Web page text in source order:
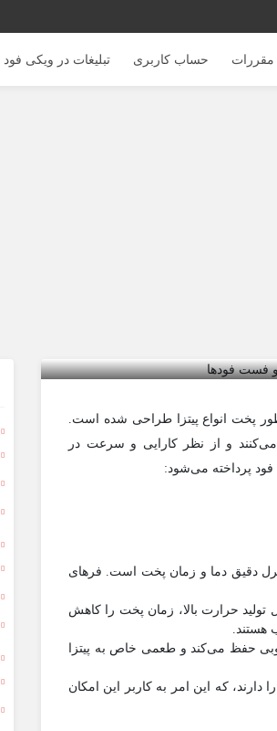
مقررات حساب کاربری تبلیغات در ویکی فود
پخت انواع پیتزا طراحی شده است.
می‌کنند و از نظر کارایی و سرعت در
فود پرداخته می‌شود:
دقیق دما و زمان پخت است. فرهای
تولید حرارت بالا، زمان پخت را کاهش
هستند.
حفظ می‌کند و طعمی خاص به پیتزا
دارند، که این امر به کاربر این امکان